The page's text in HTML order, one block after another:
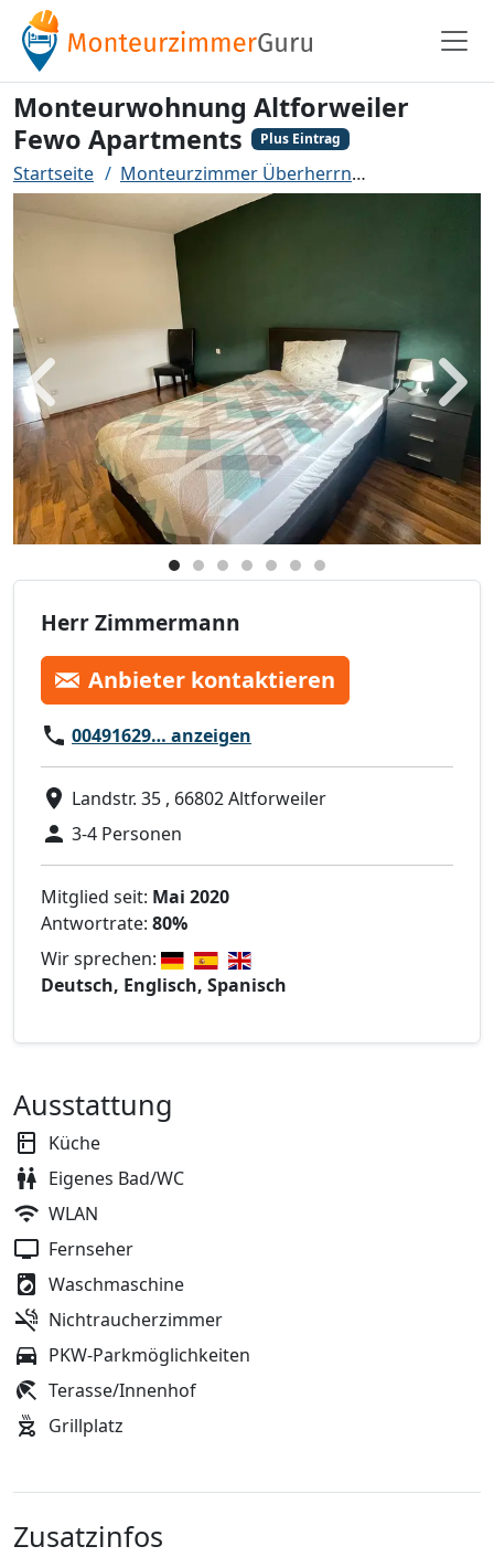
Monteurwohnung Altforweiler
Fewo Apartments
Plus Eintrag
Startseite Monteurzimmer Überherrn
Zurück
Herr Zimmermann
Anbieter kontaktieren
00491629… anzeigen
Landstr. 35 , 66802 Altforweiler
3-4 Personen
Mitglied seit: Mai 2020
Antwortrate: 80%
Wir sprechen:
Deutsch, Englisch, Spanisch
Ausstattung
Küche
Eigenes Bad/WC
WLAN
Fernseher
Waschmaschine
Nichtraucherzimmer
PKW-Parkmöglichkeiten
Terasse/Innenhof
Grillplatz
Zusatzinfos